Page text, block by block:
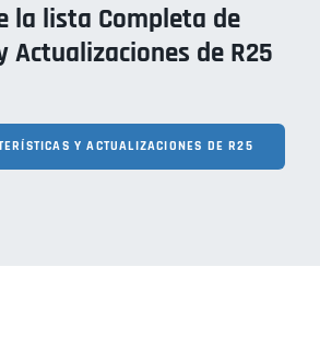
la lista Completa de
Actualizaciones de R25
Y ACTUALIZACIONES DE R25